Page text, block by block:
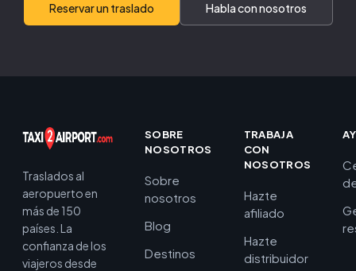
Reservar un traslado Habla con nosotros
Traslados al
aeropuerto en
más de 150
países. La
confianza de los
viajeros desde
SOBRE
NOSOTROS
Sobre
nosotros
Blog
Destinos
TRABAJA
CON
NOSOTROS
Hazte
afiliado
Hazte
distribuidor